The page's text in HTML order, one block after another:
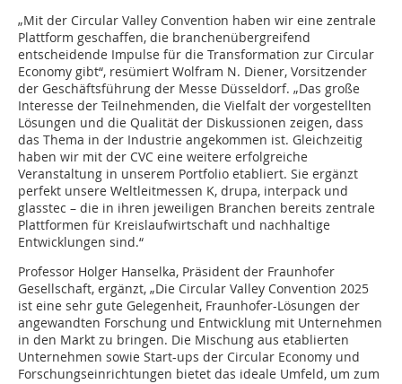
„Mit der Circular Valley Convention haben wir eine zentrale
Plattform geschaffen, die branchenübergreifend
entscheidende Impulse für die Transformation zur Circular
Economy gibt“, resümiert Wolfram N. Diener, Vorsitzender
der Geschäftsführung der Messe Düsseldorf. „Das große
Interesse der Teilnehmenden, die Vielfalt der vorgestellten
Lösungen und die Qualität der Diskussionen zeigen, dass
das Thema in der Industrie angekommen ist. Gleichzeitig
haben wir mit der CVC eine weitere erfolgreiche
Veranstaltung in unserem Portfolio etabliert. Sie ergänzt
perfekt unsere Weltleitmessen K, drupa, interpack und
glasstec – die in ihren jeweiligen Branchen bereits zentrale
Plattformen für Kreislaufwirtschaft und nachhaltige
Entwicklungen sind.“
Professor Holger Hanselka, Präsident der Fraunhofer
Gesellschaft, ergänzt, „Die Circular Valley Convention 2025
ist eine sehr gute Gelegenheit, Fraunhofer-Lösungen der
angewandten Forschung und Entwicklung mit Unternehmen
in den Markt zu bringen. Die Mischung aus etablierten
Unternehmen sowie Start-ups der Circular Economy und
Forschungseinrichtungen bietet das ideale Umfeld, um zum